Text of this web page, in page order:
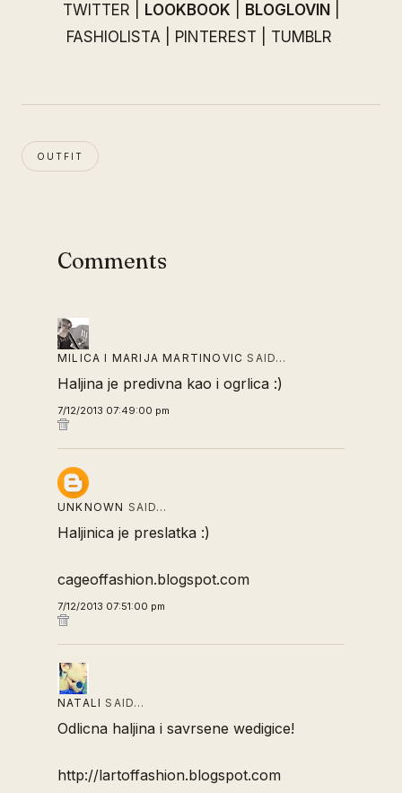
TWITTER
LOOKBOOK BLOGLOVIN
FASHIOLISTA
PINTEREST TUMBLR
OUTFIT
Comments
MILICA I MARIJA MARTINOVIC SAID…
Haljina je predivna kao i ogrlica :)
7/12/2013 07:49:00 pm
UNKNOWN SAID…
Haljinica je preslatka :)
cageoffashion.blogspot.com
7/12/2013 07:51:00 pm
NATALI SAID…
Odlicna haljina i savrsene wedigice!
http://lartoffashion.blogspot.com